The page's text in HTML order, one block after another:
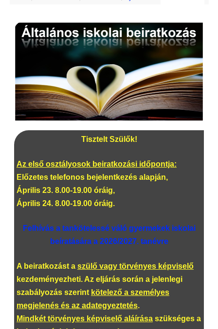
Tisztelt Szülők!
Az első osztályosok beiratkozási időpontja:
Előzetes telefonos bejelentkezés alapján,
Április 23. 8.00-19.00 óráig,
Április 24. 8.00-19.00 óráig.
Felhívás a tankötelessé váló gyermekek iskolai
beíratására a 2026/2027. tanévre
A beiratkozást a szülő vagy törvényes képviselő
kezdeményezheti. Az eljárás során a jelenlegi
szabályozás szerint kötelező a személyes
megjelenés és az adategyeztetés.
Mindkét törvényes képviselő aláírásaszükséges a